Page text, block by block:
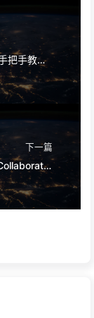
我要去郑州讲课了！腾讯云龙虾公开课，手把手教你用AI搞定龙虾
下一篇
Lecture 11: Feishu CLI Practice: Team Collaboration Skill